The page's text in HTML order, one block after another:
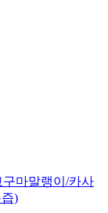
마말랭이/카사
)